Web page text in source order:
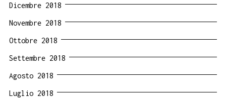
Dicembre 2018
Novembre 2018
Ottobre 2018
Settembre 2018
Agosto 2018
Luglio 2018